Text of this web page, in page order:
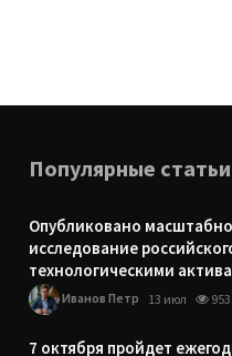
Популярные статьи
Опубликовано
исследование
технологическими
Иванов Петр 13 июл 953
7 октября пройдет